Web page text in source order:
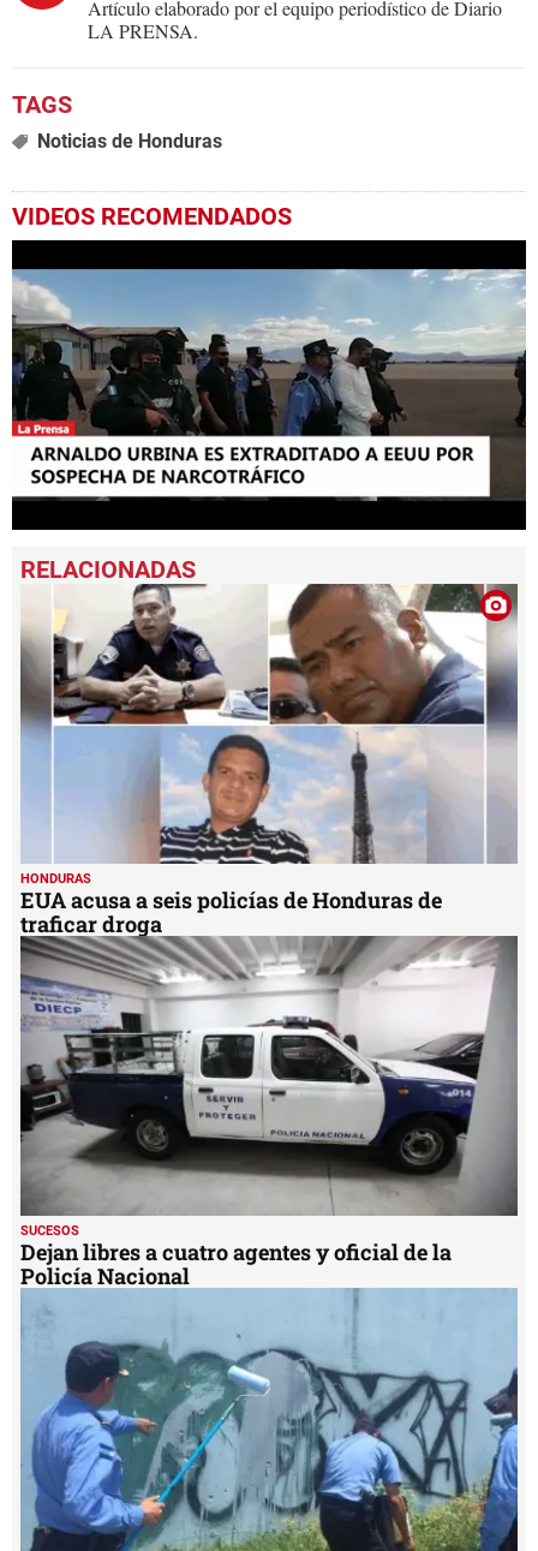
Artículo elaborado por el equipo periodístico de Diario
LA PRENSA.
Noticias de Honduras
VIDEOS RECOMENDADOS
seconds
of
minutes,
6
seconds
HONDURAS
EUA acusa a seis policías de Honduras de
traficar droga
SUCESOS
Dejan libres a cuatro agentes y oficial de la
Policía Nacional